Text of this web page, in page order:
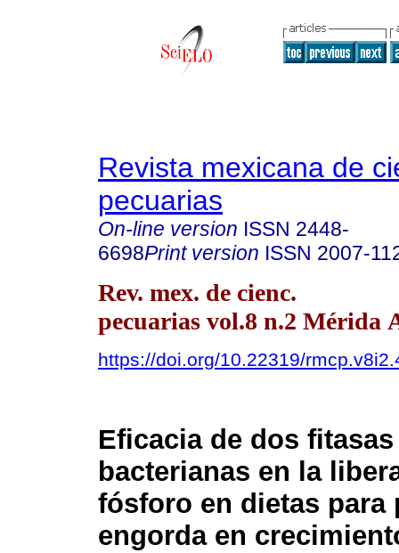
Revista mexicana de
pecuarias
On-line version ISSN 2448-
6698Print version ISSN 2007-
Rev. mex. de cienc.
pecuarias vol.8 n.2 Mérida
https://doi.org/10.22319/
Eficacia de dos fitasas
bacterianas en la
fósforo en dietas para
engorda en